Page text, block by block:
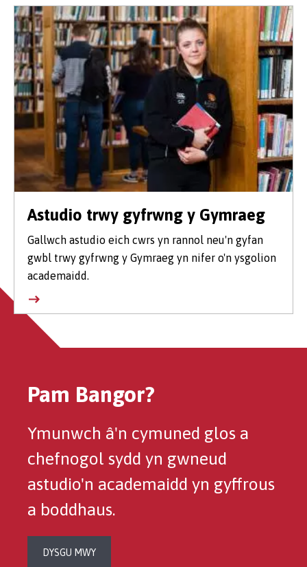
Astudio trwy gyfrwng y Gymraeg
Gallwch astudio eich cwrs yn rannol neu'n gyfan
gwbl trwy gyfrwng y Gymraeg yn nifer o'n ysgolion
academaidd.
Pam Bangor?
Ymunwch â'n cymuned glos a
chefnogol sydd yn gwneud
astudio'n academaidd yn gyffrous
a boddhaus.
DYSGU MWY